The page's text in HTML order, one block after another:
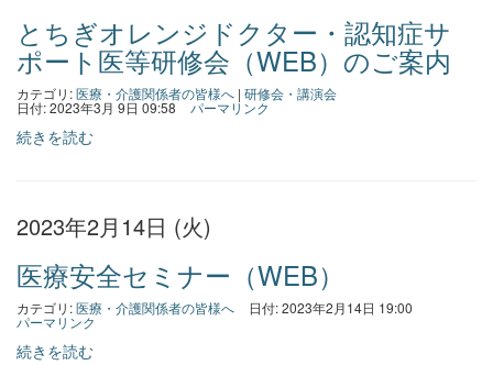
とちぎオレンジドクター・認知症サ
ポート医等研修会（WEB）のご案内
カテゴリ:医療・介護関係者の皆様へ | 研修会・講演会
日付: 2023年3月 9日 09:58 パーマリンク
続きを読む
2023年2月14日 (火)
医療安全セミナー（WEB）
カテゴリ:医療・介護関係者の皆様へ 日付: 2023年2月14日 19:00
パーマリンク
続きを読む